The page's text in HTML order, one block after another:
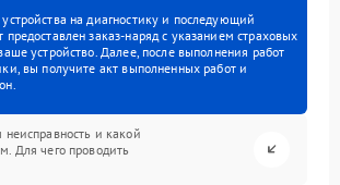
на диагностику и последующий
предоставлен заказ-наряд с указанием страховых
устройство. Далее, после выполнения работ
вы получите акт выполненных работ и
и какой
Для чего проводить